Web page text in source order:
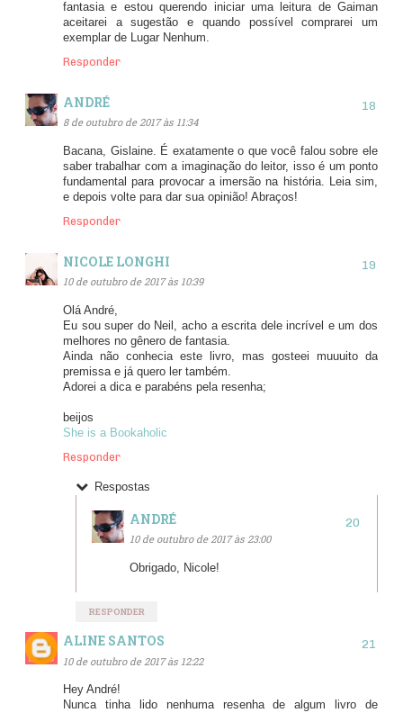
fantasia e estou querendo iniciar uma leitura de Gaiman
aceitarei a sugestão e quando possível comprarei um
exemplar de Lugar Nenhum.
Responder
ANDRÉ
8 de outubro de 2017 às 11:34
Bacana, Gislaine. É exatamente o que você falou sobre ele
saber trabalhar com a imaginação do leitor, isso é um ponto
fundamental para provocar a imersão na história. Leia sim,
e depois volte para dar sua opinião! Abraços!
Responder
NICOLE LONGHI
10 de outubro de 2017 às 10:39
Olá André,
Eu sou super do Neil, acho a escrita dele incrível e um dos
melhores no gênero de fantasia.
Ainda não conhecia este livro, mas gosteei muuuito da
premissa e já quero ler também.
Adorei a dica e parabéns pela resenha;
beijos
She is a Bookaholic
Responder
Respostas
ANDRÉ
10 de outubro de 2017 às 23:00
Obrigado, Nicole!
RESPONDER
ALINE SANTOS
10 de outubro de 2017 às 12:22
Hey André!
Nunca tinha lido nenhuma resenha de algum livro de